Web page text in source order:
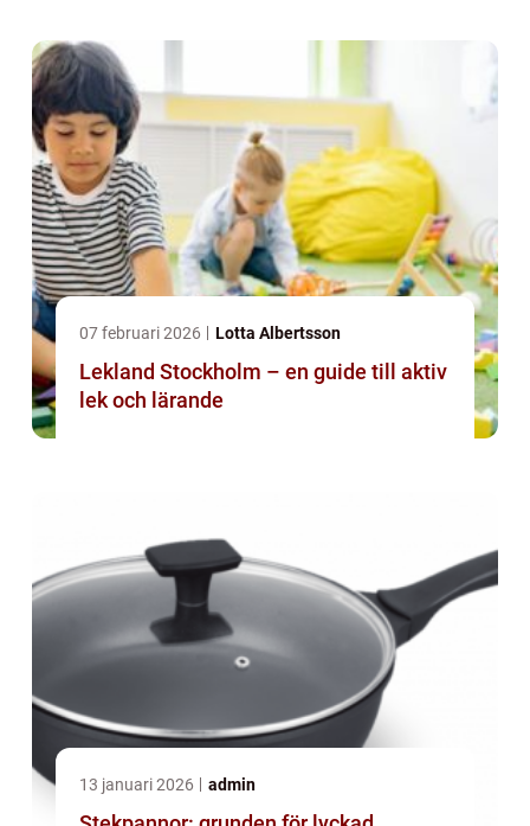
07 februari 2026 Lotta Albertsson
Lekland Stockholm – en guide till aktiv
lek och lärande
13 januari 2026 admin